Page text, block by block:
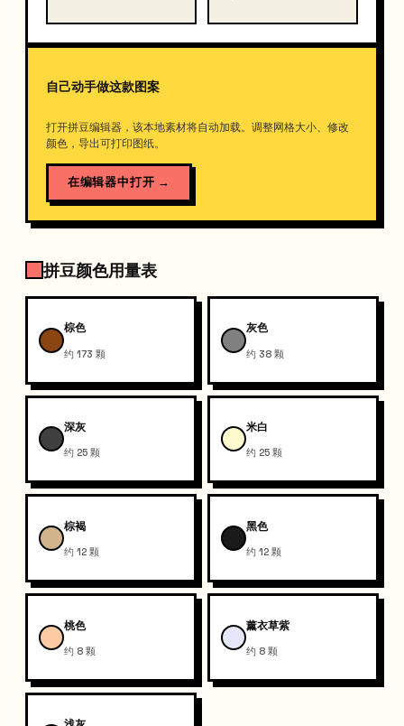
自己动手做这款图案
打开拼豆编辑器，该本地素材将自动加载。调整网格大小、修改
颜色，导出可打印图纸。
在编辑器中打开 →
拼豆颜色用量表
棕色
约 173 颗
灰色
约 38 颗
深灰
约 25 颗
米白
约 25 颗
棕褐
约 12 颗
黑色
约 12 颗
桃色
约 8 颗
薰衣草紫
约 8 颗